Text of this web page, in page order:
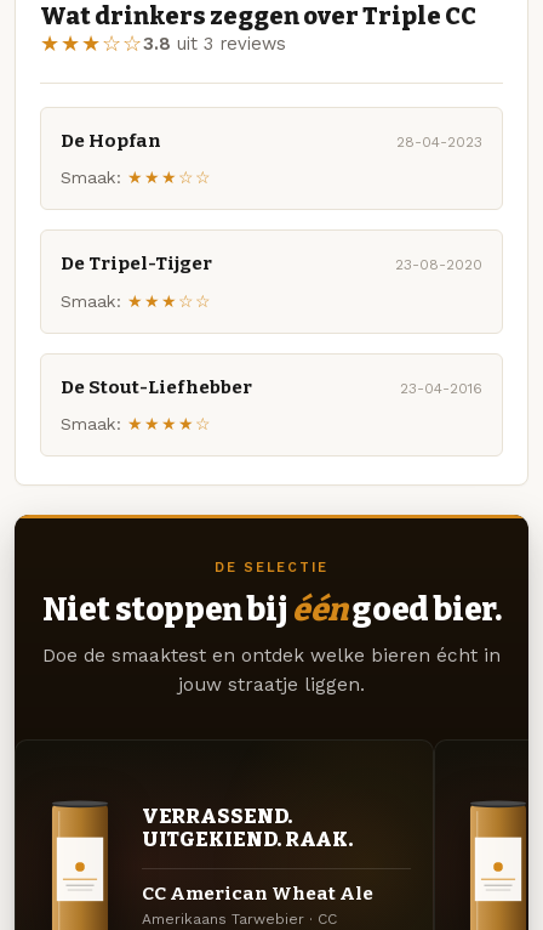
Wat drinkers zeggen over Triple CC
★★★☆☆3.8 uit 3 reviews
De Hopfan 28-04-2023
Smaak: ★★★☆☆
De Tripel-Tijger 23-08-2020
Smaak: ★★★☆☆
De Stout-Liefhebber 23-04-2016
Smaak: ★★★★☆
DE SELECTIE
Niet stoppen bij ééngoed bier.
Doe de smaaktest en ontdek welke bieren écht in
jouw straatje liggen.
VERRASSEND.
UITGEKIEND. RAAK.
CC American Wheat Ale
Amerikaans Tarwebier · CC